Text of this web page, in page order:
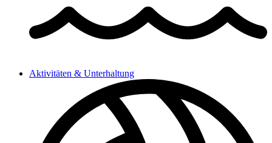
Aktivitäten & Unterhaltung